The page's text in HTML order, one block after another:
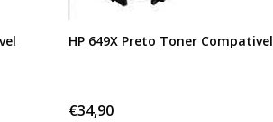
HP 649X Preto Toner Compativel
€34,90